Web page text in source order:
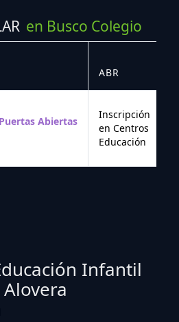
en Busco Colegio
ABR
Abiertas
Inscripción
en Centros
Educación
Infantil
Alovera